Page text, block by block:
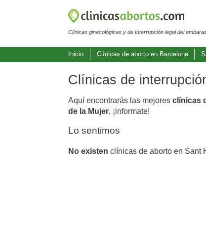
Clínicas ginecológicas y de Interrupción legal del
Inicio Clínicas de aborto en Barcelona
Clínicas de
Aquí encontrarás las mejores clínicas
de la Mujer, ¡informate!
Lo sentimos
No existen clínicas de aborto en Sant